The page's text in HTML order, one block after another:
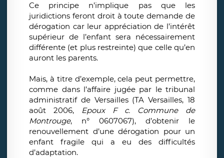
Ce principe n’implique pas que les
juridictions feront droit à toute demande de
dérogation car leur appréciation de l’intérêt
supérieur de l’enfant sera nécessairement
différente (et plus restreinte) que celle qu’en
auront les parents.
Mais, à titre d’exemple, cela peut permettre,
comme dans l’affaire jugée par le tribunal
administratif de Versailles (TA Versailles, 18
août 2006, Epoux F c. Commune de
Montrouge, n° 0607067), d’obtenir le
renouvellement d’une dérogation pour un
enfant fragile qui a eu des difficultés
d’adaptation.